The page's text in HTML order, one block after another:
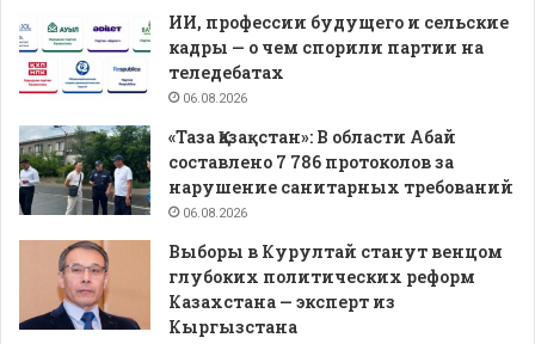
ИИ, профессии будущего и сельские
кадры — о чем спорили партии на
теледебатах
06.08.2026
«Таза Қазақстан»: В области Абай
составлено 7 786 протоколов за
нарушение санитарных требований
06.08.2026
Выборы в Курултай станут венцом
глубоких политических реформ
Казахстана — эксперт из
Кыргызстана